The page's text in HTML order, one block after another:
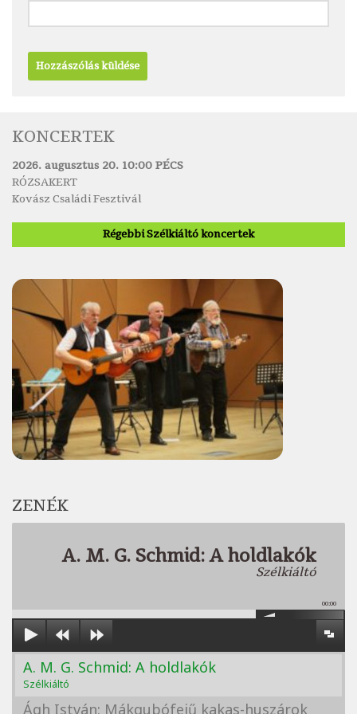
KONCERTEK
2026. augusztus 20. 10:00 PÉCS
RÓZSAKERT
Kovász Családi Fesztivál
Régebbi Szélkiáltó koncertek
ZENÉK
A. M. G. Schmid: A holdlakók
Szélkiáltó
00:00
A. M. G. Schmid: A holdlakók
Szélkiáltó
Ágh István: Mákgubófejű kakas-huszárok